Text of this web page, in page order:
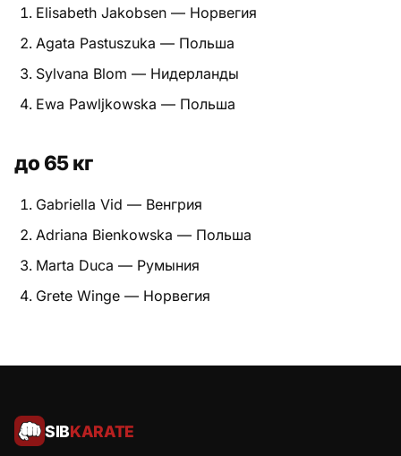
Пояса
Психология бойца
Техника и ката
Травмы
Elisabeth Jakobsen — Норвегия
Agata Pastuszuka — Польша
Sylvana Blom — Нидерланды
Ewa Pawljkowska — Польша
до 65 кг
Gabriella Vid — Венгрия
Adriana Bienkowska — Польша
Marta Duca — Румыния
Grete Winge — Норвегия
SIBKARATE